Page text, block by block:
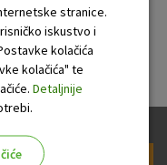
do 31. kolovoza
posebne
nove depozite u
stranice.
iskustvo i
kolačića
kolačića" te
Detaljnije